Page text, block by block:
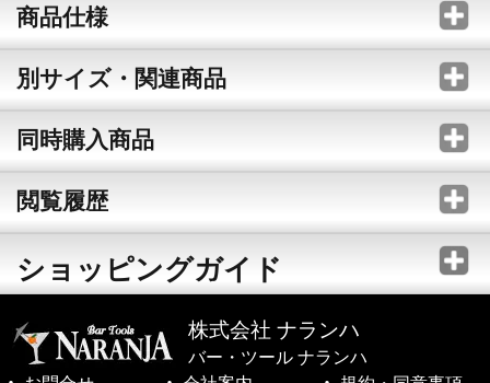
商品仕様
別サイズ・関連商品
同時購入商品
閲覧履歴
ショッピングガイド
株式会社 ナランハ
バー・ツール ナランハ